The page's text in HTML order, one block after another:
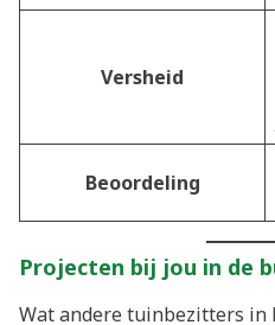
Versheid
Beoordeling
Projecten bij jou in de
Wat andere tuinbezitters in